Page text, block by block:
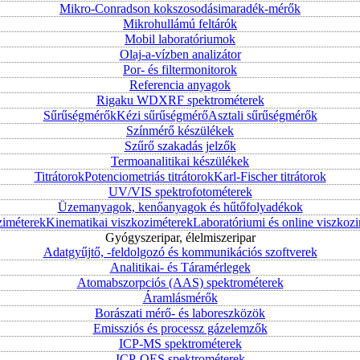
Mikro-Conradson kokszosodásimaradék-mérők
Mikrohullámú feltárók
Mobil laboratóriumok
Olaj-a-vízben analizátor
Por- és filtermonitorok
Referencia anyagok
Rigaku WDXRF spektrométerek
SűrűségmérőkKézi sűrűségmérőAsztali sűrűségmérők
Színmérő készülékek
Szűrő szakadás jelzők
Termoanalitikai készülékek
TitrátorokPotenciometriás titrátorokKarl-Fischer titrátorok
UV/VIS spektrofotométerek
Üzemanyagok, kenőanyagok és hűtőfolyadékok
Kinematikai viszkoziméterekLaboratóriumi és online
Gyógyszeripar, élelmiszeripar
Adatgyűjtő, -feldolgozó és kommunikációs szoftverek
Analitikai- és Táramérlegek
Atomabszorpciós (AAS) spektrométerek
Áramlásmérők
Borászati mérő- és laboreszközök
Emissziós és processz gázelemzők
ICP-MS spektrométerek